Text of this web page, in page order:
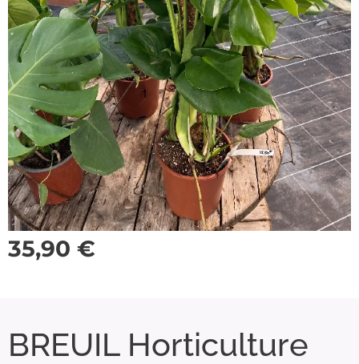
35,90 €
BREUIL Horticulture